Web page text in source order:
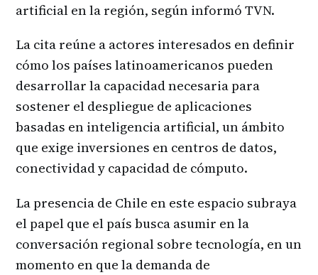
artificial en la región, según informó TVN.
La cita reúne a actores interesados en definir
cómo los países latinoamericanos pueden
desarrollar la capacidad necesaria para
sostener el despliegue de aplicaciones
basadas en inteligencia artificial, un ámbito
que exige inversiones en centros de datos,
conectividad y capacidad de cómputo.
La presencia de Chile en este espacio subraya
el papel que el país busca asumir en la
conversación regional sobre tecnología, en un
momento en que la demanda de